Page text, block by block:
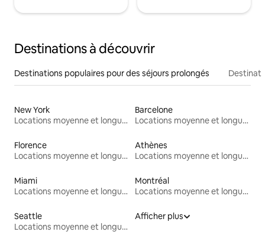
Destinations à découvrir
Destinations populaires pour des séjours prolongés
New York
Locations moyenne et longue durée
Barcelone
Locations moyenne et longue durée
Florence
Locations moyenne et longue durée
Athènes
Locations moyenne et longue durée
Miami
Locations moyenne et longue durée
Montréal
Locations moyenne et longue durée
Seattle
Locations moyenne et longue durée
Afficher plus